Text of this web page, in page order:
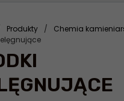
Produkty / Chemia